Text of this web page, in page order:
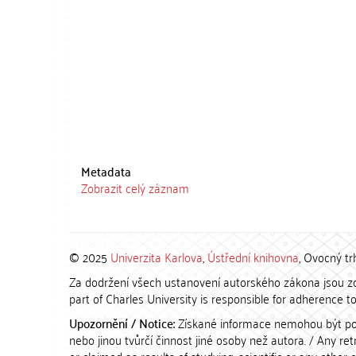
Metadata
Zobrazit celý záznam
© 2025 Univerzita Karlova,Ústřední knihovna, Ovocný
Za dodržení všech ustanovení autorského zákona jsou
part of Charles University is responsible for adherence
Upozornění / Notice:Získané informace nemohou být
nebo jinou tvůrčí činnost jiné osoby než autora. / Any